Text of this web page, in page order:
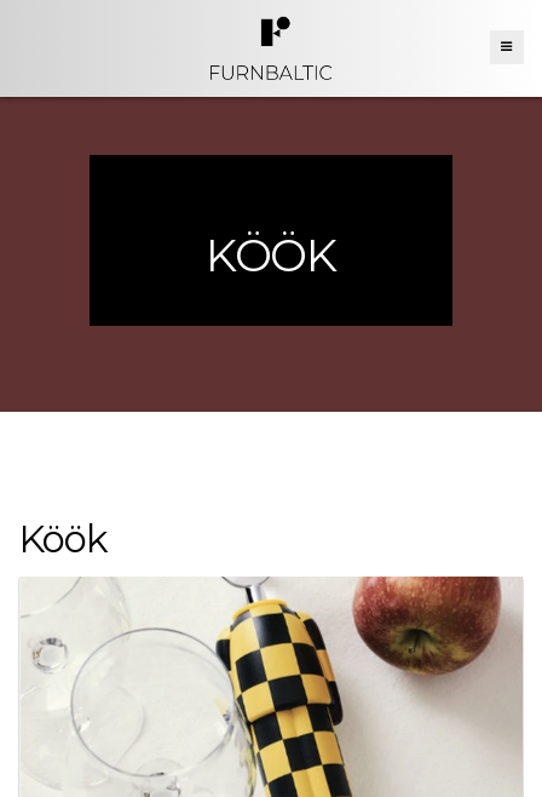
KÖÖK
Köök